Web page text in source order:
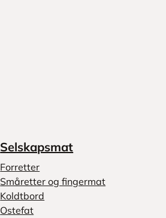
Selskapsmat
Forretter
Småretter og fingermat
Koldtbord
Ostefat